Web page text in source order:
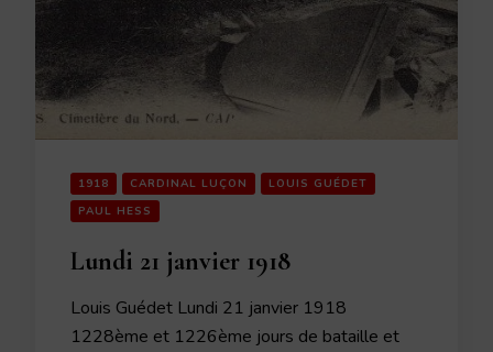
1918 CARDINAL LUÇON
LOUIS GUÉDET
PAUL HESS
Lundi 21 janvier 1918
Louis Guédet Lundi 21 janvier 1918
1228ème et 1226ème jours de bataille et